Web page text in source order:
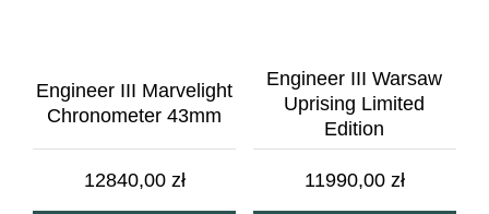
Engineer III Marvelight
Chronometer 43mm
12840,00 zł
Engineer III Warsaw
Uprising Limited
Edition
11990,00 zł